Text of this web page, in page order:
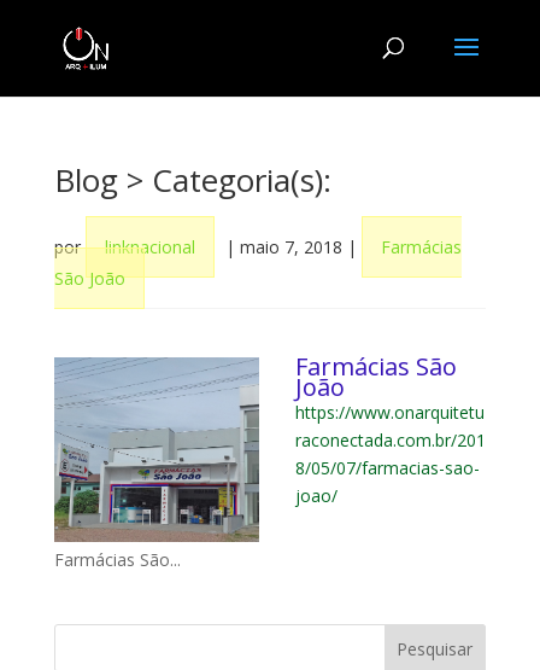
Blog> Categoria(s):
por linknacional | maio 7, 2018 |
Farmácias
São João
Farmácias São
João
https://www.onarquitetu
raconectada.com.br/201
8/05/07/farmacias-sao-
joao/
Farmácias São...